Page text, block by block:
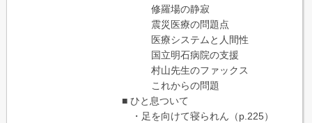
修羅場の静寂
震災医療の問題点
医療システムと人間性
国立明石病院の支援
村山先生のファックス
これからの問題
■ ひと息ついて
・足を向けて寝られん（p.225）